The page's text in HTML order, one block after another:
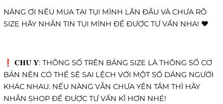
NÀNG ƠI NẾU MUA TẠI TỤI MÌNH LẦN ĐẦU VÀ CHƯA RÕ
SIZE HÃY NHẮN TIN TỤI MÌNH ĐỂ ĐƯỢC TƯ VẤN NHA! ❤️
❗️ 𝐂𝐇𝐔́ 𝐘́: THÔNG SỐ TRÊN BẢNG SIZE LÀ THÔNG SỐ CƠ
BẢN NÊN CÓ THỂ SẼ SAI LỆCH VỚI MỘT SỐ DÁNG NGƯỜI
KHÁC NHAU. NẾU NÀNG VẪN CHƯA YÊN TÂM THÌ HÃY
NHẮN SHOP ĐỂ ĐƯỢC TƯ VẤN KĨ HƠN NHÉ!